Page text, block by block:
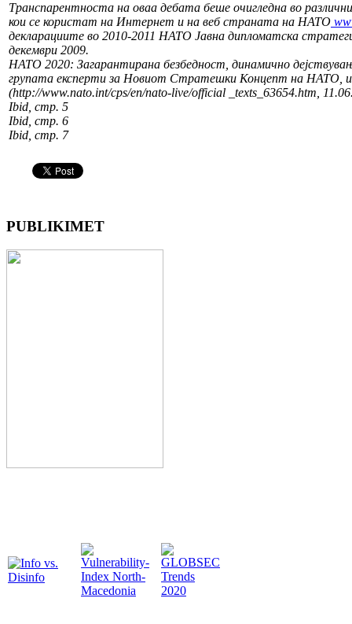
Транспарентноста на оваа дебата беше очигледна во
кои се користат на Интернет и на веб страната на НАТО
декларациите во 2010-2011 НАТО Јавна дипломатска
декември 2009.
НАТО 2020: Загарантирана безбедност, динамично
групата експерти за Новиот Стратешки Концепт на НАТО,
(http://www.nato.int/cps/en/nato-live/official _texts_63654.htm,
Ibid, стр. 5
Ibid, стр. 6
Ibid, стр. 7
PUBLIKIMET